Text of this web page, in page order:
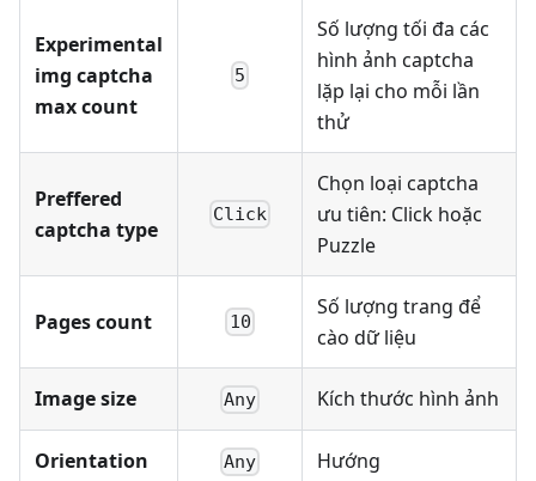
Experimental
img captcha
max count
5
Số lượng tối đa các
hình ảnh captcha
lặp lại cho mỗi lần
thử
Preffered
captcha type
Click
Chọn loại captcha
ưu tiên: Click hoặc
Puzzle
Pages count 10
Số lượng trang để
cào dữ liệu
Image size Any Kích thước hình ảnh
Orientation Any Hướng